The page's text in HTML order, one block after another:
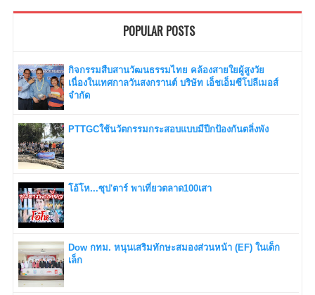
POPULAR POSTS
กิจกรรมสืบสานวัฒนธรรมไทย คล้องสายใยผู้สูงวัย
เนื่องในเทศกาลวันสงกรานต์ บริษัท เอ็ชเอ็มซีโปลีเมอส์
จำกัด
PTTGCใช้นวัตกรรมกระสอบแบบมีปีกป้องกันตลิ่งพัง
โอ้โห...ซุป'ตาร์ พาเที่ยวตลาด100เสา
Dow กทม. หนุนเสริมทักษะสมองส่วนหน้า (EF) ในเด็ก
เล็ก